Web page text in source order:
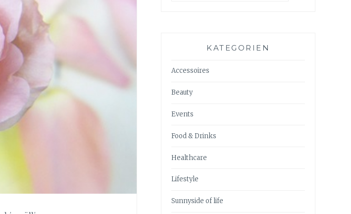
KATEGORIEN
Accessoires
Beauty
Events
Food & Drinks
Healthcare
Lifestyle
Sunnyside of life